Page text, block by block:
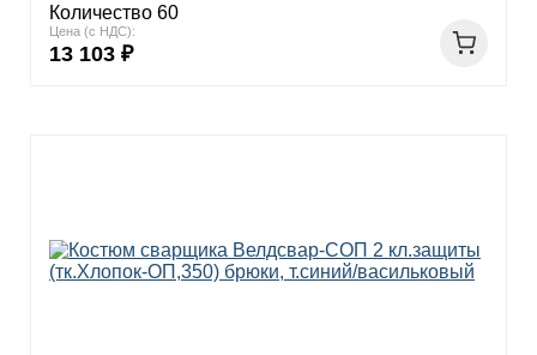
Количество 60
Цена (с НДС):
13 103 ₽